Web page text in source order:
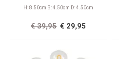
H: 8.50cm B: 4.50cm D: 4.50cm
€ 29,95
€ 39,95